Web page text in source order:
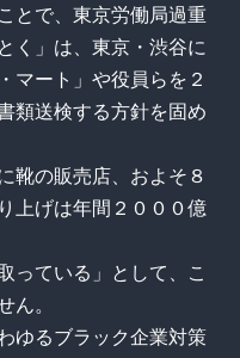
とで、東京労働局過重
く」は、東京・渋谷に
マート」や役員らを２
類送検する方針を固め
靴の販売店、およそ８
上げは年間２０００億
っている」として、こ
ん。
ゆるブラック企業対策